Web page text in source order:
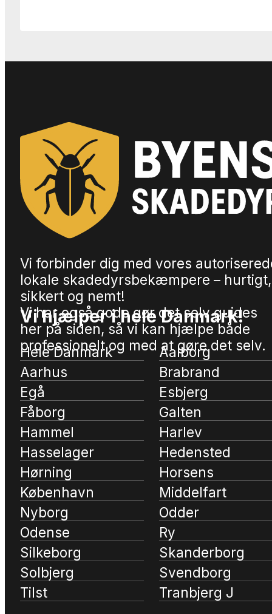
Vi forbinder dig med vores
lokale skadedyrsbekæmpere – hurtigt,
sikkert og nemt!
Vi har også gode gør det selv guides
her på siden, så vi kan hjælpe både
professionelt og med at gøre det selv.
Vi hjælper i hele Danmark!
Hele Danmark
Aalborg
Aarhus
Brabrand
Egå
Esbjerg
Fåborg
Galten
Hammel
Harlev
Hasselager
Hedensted
Hørning
Horsens
København
Middelfart
Nyborg
Odder
Odense
Ry
Silkeborg
Skanderborg
Solbjerg
Svendborg
Tilst
Tranbjerg J